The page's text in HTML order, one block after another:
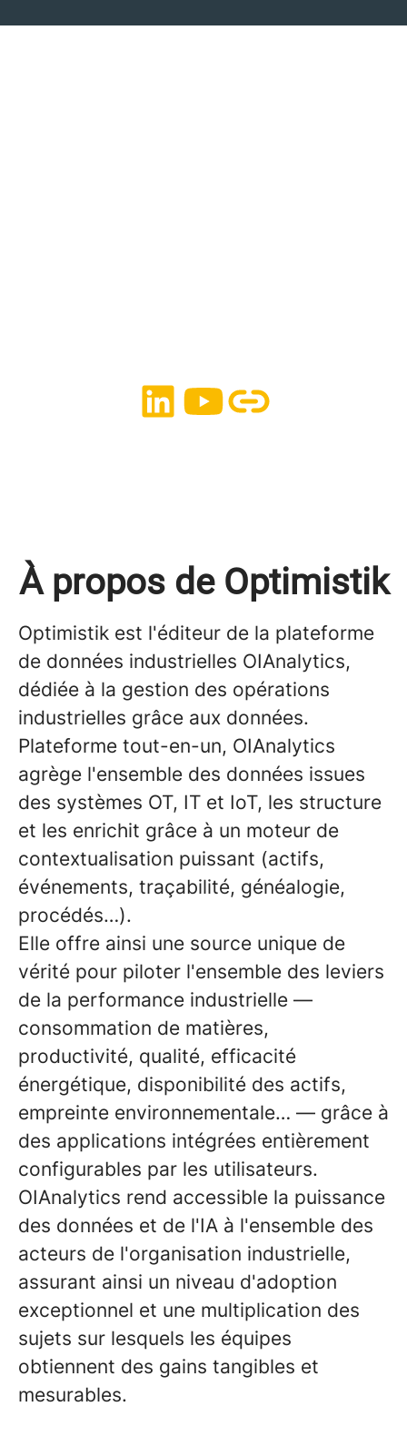
À propos de Optimistik
Optimistik est l'éditeur de la plateforme
de données industrielles OIAnalytics,
dédiée à la gestion des opérations
industrielles grâce aux données.
Plateforme tout-en-un, OIAnalytics
agrège l'ensemble des données issues
des systèmes OT, IT et IoT, les structure
et les enrichit grâce à un moteur de
contextualisation puissant (actifs,
événements, traçabilité, généalogie,
procédés…).
Elle offre ainsi une source unique de
vérité pour piloter l'ensemble des leviers
de la performance industrielle —
consommation de matières,
productivité, qualité, efficacité
énergétique, disponibilité des actifs,
empreinte environnementale… — grâce à
des applications intégrées entièrement
configurables par les utilisateurs.
OIAnalytics rend accessible la puissance
des données et de l'IA à l'ensemble des
acteurs de l'organisation industrielle,
assurant ainsi un niveau d'adoption
exceptionnel et une multiplication des
sujets sur lesquels les équipes
obtiennent des gains tangibles et
mesurables.